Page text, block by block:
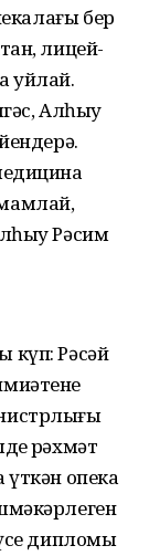
бер
лицей-
уйлай.
Алһыу
Рәсим
күп: Рәсәй
рәхмәт
опека
дипломы